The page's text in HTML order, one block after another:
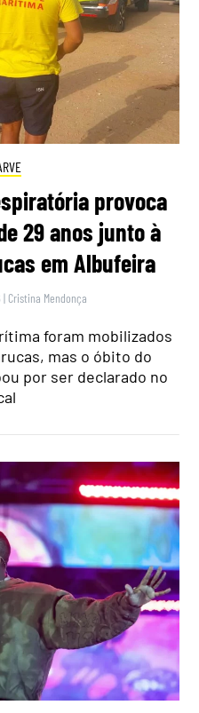
provoca
29 anos junto à
em Albufeira
| Cristina Mendonça
foram mobilizados
mas o óbito do
por ser declarado no